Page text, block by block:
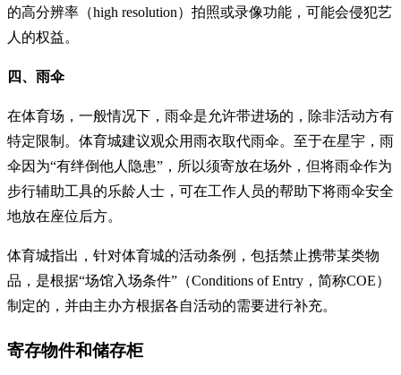
的高分辨率（high resolution）拍照或录像功能，可能会侵犯艺
人的权益。
四、雨伞
在体育场，一般情况下，雨伞是允许带进场的，除非活动方有
特定限制。体育城建议观众用雨衣取代雨伞。至于在星宇，雨
伞因为“有绊倒他人隐患”，所以须寄放在场外，但将雨伞作为
步行辅助工具的乐龄人士，可在工作人员的帮助下将雨伞安全
地放在座位后方。
体育城指出，针对体育城的活动条例，包括禁止携带某类物
品，是根据“场馆入场条件”（Conditions of Entry，简称COE）
制定的，并由主办方根据各自活动的需要进行补充。
寄存物件和储存柜